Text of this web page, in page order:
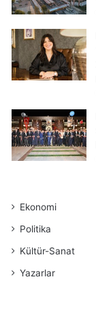
Ekonomi
Politika
Kültür-Sanat
Yazarlar